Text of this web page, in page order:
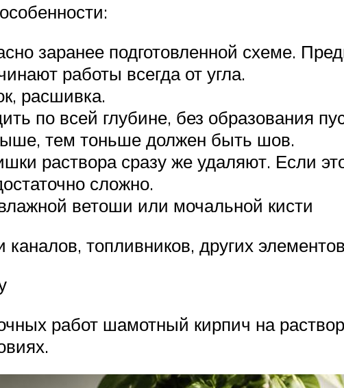
заранее подготовленной схеме.
работы всегда от угла.
расшивка.
по всей глубине, без образования
тем тоньше должен быть шов.
раствора сразу же удаляют. Если
сложно.
ветоши или мочальной кисти
топливников, других
работ шамотный кирпич на